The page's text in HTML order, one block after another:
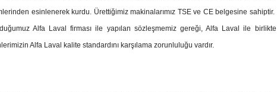
esinlenerek kurdu. Ürettiğimiz makinalarımız TSE ve CE belgesine sahiptir.
Alfa Laval firması ile yapılan sözleşmemiz gereği, Alfa Laval ile birlikte
Alfa Laval kalite standardını karşılama zorunluluğu vardır.